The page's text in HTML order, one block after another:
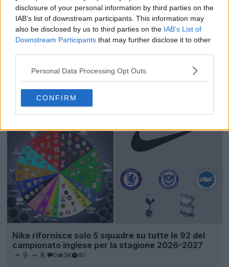
disclosure of your personal information by third parties on the
IAB’s list of downstream participants. This information may
also be disclosed by us to third parties on the IAB’s List of
Downstream Participants that may further disclose it to other
Personal Data Processing Opt Outs
CONFIRM
Lo strano caso della prima maglia 26-27 dei
6 0 670
Nike rifornisce solo 5 squadre su tutte le 92 del
campionato inglese per la stagione 2026-2027
9 8 0 3K 4h